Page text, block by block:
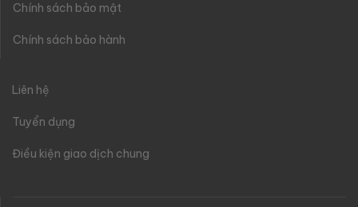
Chính sách bảo mật
Chính sách bảo hành
Liên hệ
Tuyển dụng
Điều kiện giao dịch chung